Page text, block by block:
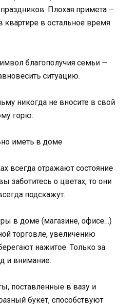
Плохая примета —
квартире в остальное время
благополучия семьи —
ситуацию.
никогда не вносите в свой
горю.
иметь в доме
всегда отражают состояние
заботитесь о цветах, то они
подскажут.
в доме (магазине, офисе…)
торговле, увеличению
нажитое. Только за
и внимание.
поставленные в вазу и
букет, способствуют